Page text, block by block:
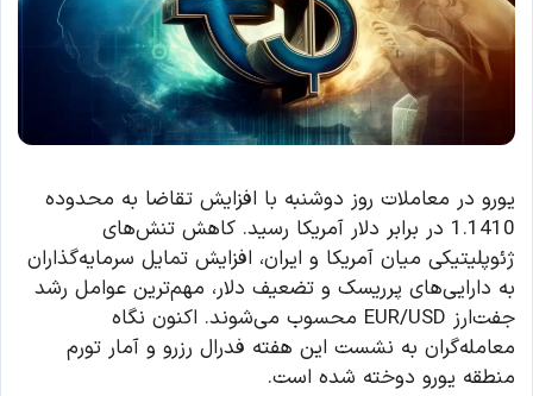
یورو در معاملات روز دوشنبه با افزایش تقاضا به محدوده
1.1410 در برابر دلار آمریکا رسید. کاهش تنش‌های
ژئوپلیتیکی میان آمریکا و ایران، افزایش تمایل سرمایه‌گذاران
به دارایی‌های پرریسک و تضعیف دلار، مهم‌ترین عوامل رشد
جفت‌ارز EUR/USD محسوب می‌شوند. اکنون نگاه
معامله‌گران به نشست این هفته فدرال رزرو و آمار تورم
منطقه یورو دوخته شده است.